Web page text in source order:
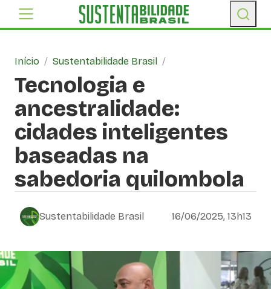
Início / Sustentabilidade Brasil /
Tecnologia e
ancestralidade:
cidades inteligentes
baseadas na
sabedoria quilombola
Sustentabilidade Brasil 16/06/2025, 13h13